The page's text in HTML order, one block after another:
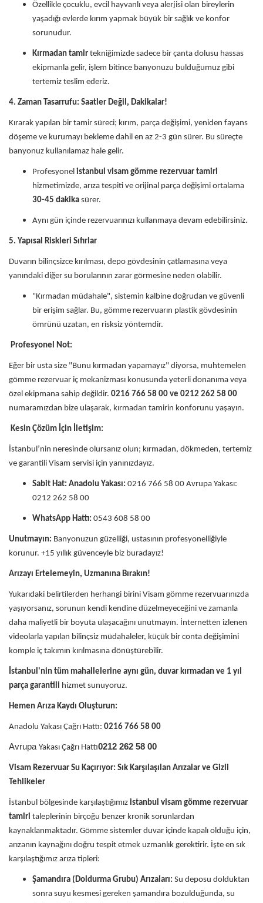
Özellikle çocuklu, evcil hayvanlı veya alerjisi olan bireylerin
yaşadığı evlerde kırım yapmak büyük bir sağlık ve konfor
sorunudur.
Kırmadan tamir tekniğimizde sadece bir çanta dolusu hassas
ekipmanla gelir, işlem bitince banyonuzu bulduğumuz gibi
tertemiz teslim ederiz.
4. Zaman Tasarrufu: Saatler Değil, Dakikalar!
Kırarak yapılan bir tamir süreci; kırım, parça değişimi, yeniden fayans
döşeme ve kurumayı bekleme dahil en az 2-3 gün sürer. Bu süreçte
banyonuz kullanılamaz hale gelir.
Profesyonel istanbul visam gömme rezervuar tamiri
hizmetimizde, arıza tespiti ve orijinal parça değişimi ortalama
30-45 dakika sürer.
Aynı gün içinde rezervuarınızı kullanmaya devam edebilirsiniz.
5. Yapısal Riskleri Sıfırlar
Duvarın bilinçsizce kırılması, depo gövdesinin çatlamasına veya
yanındaki diğer su borularının zarar görmesine neden olabilir.
"Kırmadan müdahale", sistemin kalbine doğrudan ve güvenli
bir erişim sağlar. Bu, gömme rezervuarın plastik gövdesinin
ömrünü uzatan, en risksiz yöntemdir.
Profesyonel Not:
Eğer bir usta size "Bunu kırmadan yapamayız" diyorsa, muhtemelen
gömme rezervuar iç mekanizması konusunda yeterli donanıma veya
özel ekipmana sahip değildir. 0216 766 58 00 ve 0212 262 58 00
numaramızdan bize ulaşarak, kırmadan tamirin konforunu yaşayın.
Kesin Çözüm İçin İletişim:
İstanbul’nin neresinde olursanız olun; kırmadan, dökmeden, tertemiz
ve garantili Visam servisi için yanınızdayız.
Sabit Hat: Anadolu Yakası: 0216 766 58 00 Avrupa Yakası:
0212 262 58 00
WhatsApp Hattı: 0543 608 58 00
Unutmayın: Banyonuzun güzelliği, ustasının profesyonelliğiyle
korunur. +15 yıllık güvenceyle biz buradayız!
Arızayı Ertelemeyin, Uzmanına Bırakın!
Yukarıdaki belirtilerden herhangi birini Visam gömme rezervuarınızda
yaşıyorsanız, sorunun kendi kendine düzelmeyeceğini ve zamanla
daha maliyetli bir boyuta ulaşacağını unutmayın. İnternetten izlenen
videolarla yapılan bilinçsiz müdahaleler, küçük bir conta değişimini
komple iç takımın kırılmasına dönüştürebilir.
İstanbul'nin tüm mahallelerine aynı gün, duvar kırmadan ve 1 yıl
parça garantili hizmet sunuyoruz.
Hemen Arıza Kaydı Oluşturun:
Anadolu Yakası Çağrı Hattı: 0216 766 58 00
Avrupa Yakası Çağrı Hattı0212 262 58 00
Visam Rezervuar Su Kaçırıyor: Sık Karşılaşılan Arızalar ve Gizli
Tehlikeler
İstanbul bölgesinde karşılaştığımız istanbul visam gömme rezervuar
tamiri taleplerinin birçoğu benzer kronik sorunlardan
kaynaklanmaktadır. Gömme sistemler duvar içinde kapalı olduğu için,
arızanın kaynağını doğru tespit etmek uzmanlık gerektirir. İşte en sık
karşılaştığımız arıza tipleri:
Şamandıra (Doldurma Grubu) Arızaları: Su deposu dolduktan
sonra suyu kesmesi gereken şamandıra bozulduğunda, su